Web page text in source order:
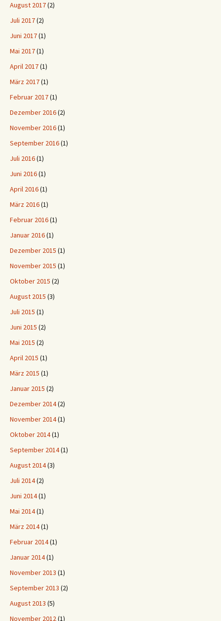
August 2017(2)
Juli 2017(2)
Juni 2017(1)
Mai 2017(1)
April 2017(1)
März 2017(1)
Februar 2017(1)
Dezember 2016(2)
November 2016(1)
September 2016(1)
Juli 2016(1)
Juni 2016(1)
April 2016(1)
März 2016(1)
Februar 2016(1)
Januar 2016(1)
Dezember 2015 (1)
November 2015 (1)
Oktober 2015 (2)
August 2015 (3)
Juli 2015 (1)
Juni 2015 (2)
Mai 2015 (2)
April 2015 (1)
März 2015 (1)
Januar 2015 (2)
Dezember 2014(2)
November 2014(1)
Oktober 2014(1)
September 2014(1)
August 2014(3)
Juli 2014(2)
Juni 2014(1)
Mai 2014(1)
März 2014(1)
Februar 2014(1)
Januar 2014(1)
November 2013 (1)
September 2013 (2)
August 2013 (5)
November 2012(1)